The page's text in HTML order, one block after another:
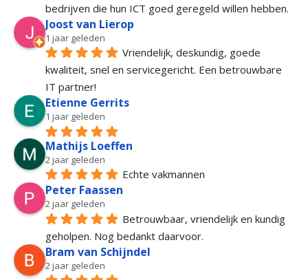
bedrijven die hun ICT goed geregeld willen hebben.
Joost van Lierop
1 jaar geleden
Vriendelijk, deskundig, goede
kwaliteit, snel en servicegericht. Een betrouwbare
IT partner!
Etienne Gerrits
1 jaar geleden
Mathijs Loeffen
2 jaar geleden
Echte vakmannen
Peter Faassen
2 jaar geleden
Betrouwbaar, vriendelijk en kundig
geholpen. Nog bedankt daarvoor.
Bram van Schijndel
2 jaar geleden